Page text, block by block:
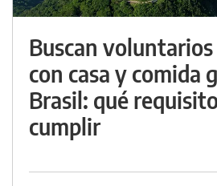
Buscan
con casa y comida
Brasil: qué
cumplir